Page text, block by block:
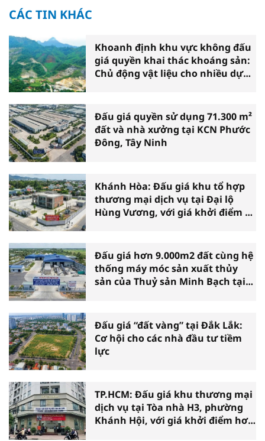
CÁC TIN KHÁC
Khoanh định khu vực không đấu
giá quyền khai thác khoáng sản:
Chủ động vật liệu cho nhiều dự
Đấu giá quyền sử dụng 71.300 m²
đất và nhà xưởng tại KCN Phước
Đông, Tây Ninh
Khánh Hòa: Đấu giá khu tổ hợp
thương mại dịch vụ tại Đại lộ
Hùng Vương, với giá khởi điểm 39
Đấu giá hơn 9.000m2 đất cùng hệ
thống máy móc sản xuất thủy
sản của Thuỷ sản Minh Bạch tại
Đấu giá “đất vàng” tại Đắk Lắk:
Cơ hội cho các nhà đầu tư tiềm
lực
TP.HCM: Đấu giá khu thương mại
dịch vụ tại Tòa nhà H3, phường
Khánh Hội, với giá khởi điểm hơn